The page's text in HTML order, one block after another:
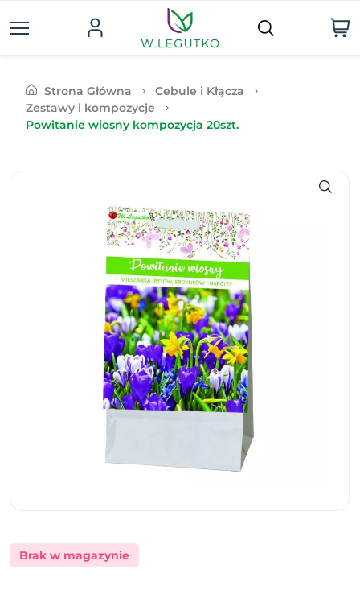
Strona Główna
Cebule i Kłącza
Zestawy i kompozycje
Powitanie wiosny kompozycja 20szt.
Brak w magazynie